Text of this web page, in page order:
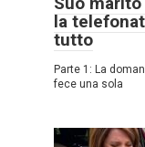
la
tutto
Parte 1: La
fece una sola